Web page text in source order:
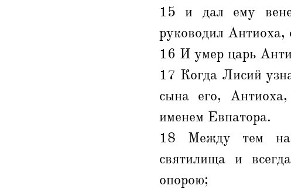
15 и дал ему
руководил Антиоха,
16 И умер царь
17 Когда Лисий
сына его,
именем Евпатора.
18 Между тем
святилища и
опорою;